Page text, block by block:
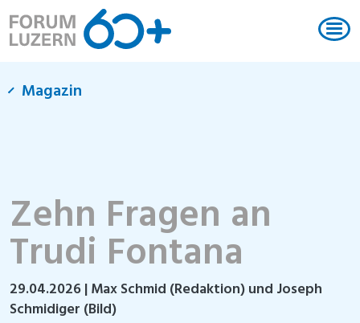
Magazin
Zehn Fragen an
Trudi Fontana
29.04.2026| Max Schmid (Redaktion) und Joseph
Schmidiger (Bild)